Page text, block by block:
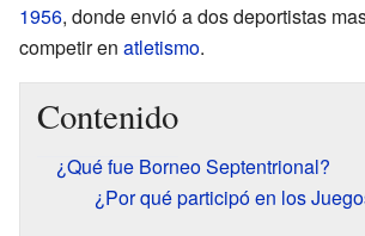
1956, donde envió a dos deportistas
competir en atletismo.
Contenido
¿Qué fue Borneo Septentrional?
¿Por qué participó en los